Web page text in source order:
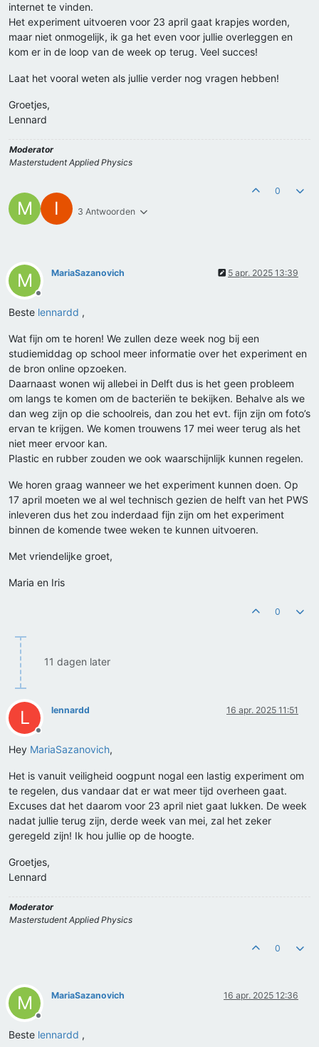
internet te vinden.
Het experiment uitvoeren voor 23 april gaat krapjes worden,
maar niet onmogelijk, ik ga het even voor jullie overleggen en
kom er in de loop van de week op terug. Veel succes!
Laat het vooral weten als jullie verder nog vragen hebben!
Groetjes,
Lennard
Moderator
Masterstudent Applied Physics
M I 3 Antwoorden
0
M
Offline
MariaSazanovich 5 apr. 2025 13:39
Beste lennardd ,
Wat fijn om te horen! We zullen deze week nog bij een
studiemiddag op school meer informatie over het experiment en
de bron online opzoeken.
Daarnaast wonen wij allebei in Delft dus is het geen probleem
om langs te komen om de bacteriën te bekijken. Behalve als we
dan weg zijn op die schoolreis, dan zou het evt. fijn zijn om foto’s
ervan te krijgen. We komen trouwens 17 mei weer terug als het
niet meer ervoor kan.
Plastic en rubber zouden we ook waarschijnlijk kunnen regelen.
We horen graag wanneer we het experiment kunnen doen. Op
17 april moeten we al wel technisch gezien de helft van het PWS
inleveren dus het zou inderdaad fijn zijn om het experiment
binnen de komende twee weken te kunnen uitvoeren.
Met vriendelijke groet,
Maria en Iris
0
11 dagen later
L
Offline
lennardd 16 apr. 2025 11:51
Hey MariaSazanovich,
Het is vanuit veiligheid oogpunt nogal een lastig experiment om
te regelen, dus vandaar dat er wat meer tijd overheen gaat.
Excuses dat het daarom voor 23 april niet gaat lukken. De week
nadat jullie terug zijn, derde week van mei, zal het zeker
geregeld zijn! Ik hou jullie op de hoogte.
Groetjes,
Lennard
Moderator
Masterstudent Applied Physics
0
M
Offline
MariaSazanovich 16 apr. 2025 12:36
Beste lennardd ,